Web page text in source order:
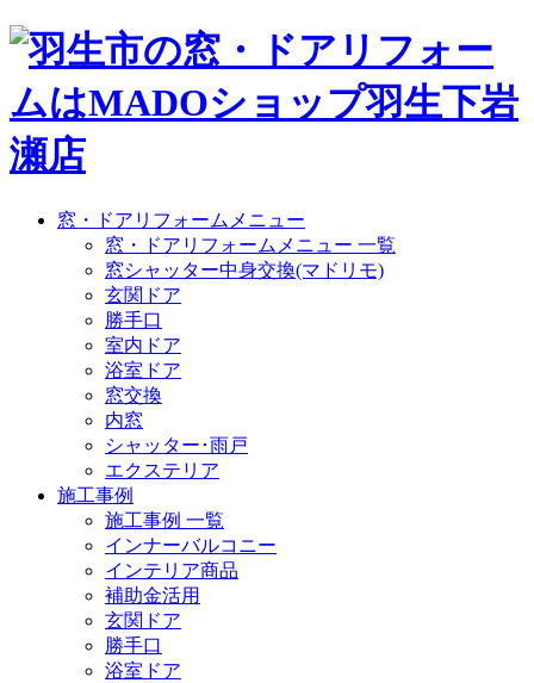
窓・ドアリフォームメニュー
窓・ドアリフォームメニュー 一覧
窓シャッター中身交換(マドリモ)
玄関ドア
勝手口
室内ドア
浴室ドア
窓交換
内窓
シャッター･雨戸
エクステリア
施工事例
施工事例 一覧
インナーバルコニー
インテリア商品
補助金活用
玄関ドア
勝手口
浴室ドア